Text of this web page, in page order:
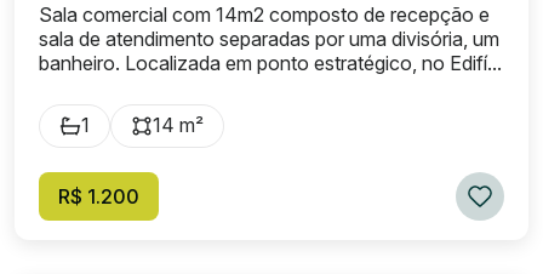
Sala comercial com 14m2 composto de recepção e
sala de atendimento separadas por uma divisória, um
banheiro. Localizada em ponto estratégico, no Edifí...
1 14 m²
R$ 1.200